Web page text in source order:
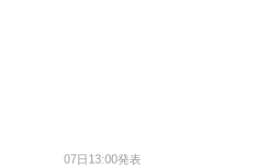
07日13:00発表